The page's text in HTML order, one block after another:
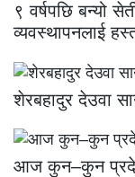
९ वर्षपछि बन्यो
व्यवस्थापनलाई
शेरबहादुर देउवा
आज कुन–कुन